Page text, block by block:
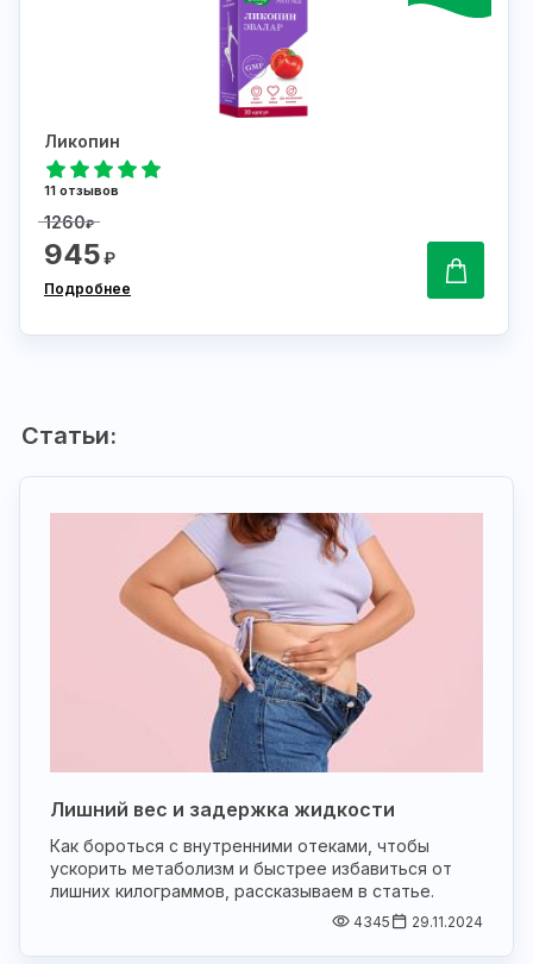
Ликопин
11 отзывов
1260₽
945₽
Подробнее
Статьи:
Лишний вес и задержка жидкости
Как бороться с внутренними отеками, чтобы
ускорить метаболизм и быстрее избавиться от
лишних килограммов, рассказываем в статье.
4345 29.11.2024